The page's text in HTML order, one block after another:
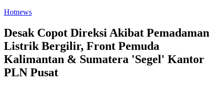
Hotnews
Desak Copot Direksi Akibat Pemadaman
Listrik Bergilir, Front Pemuda
Kalimantan & Sumatera 'Segel' Kantor
PLN Pusat